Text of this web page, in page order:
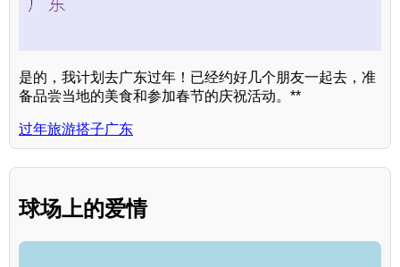
是的，我计划去广东过年！已经约好几个朋友一起去，准
备品尝当地的美食和参加春节的庆祝活动。**
过年旅游搭子广东
球场上的爱情